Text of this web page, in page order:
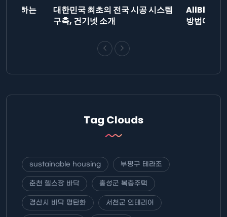
제출하는
대한민국 최초의 전국 시공 시스템
구축, 건기넷 소개
AllBlog에
방법에 대
Tag Clouds
sustainable housing 부평구 테라조
춘천 헬스장 바닥 홍성군 복층주택
경산시 바닥 평탄화 서천군 인테리어